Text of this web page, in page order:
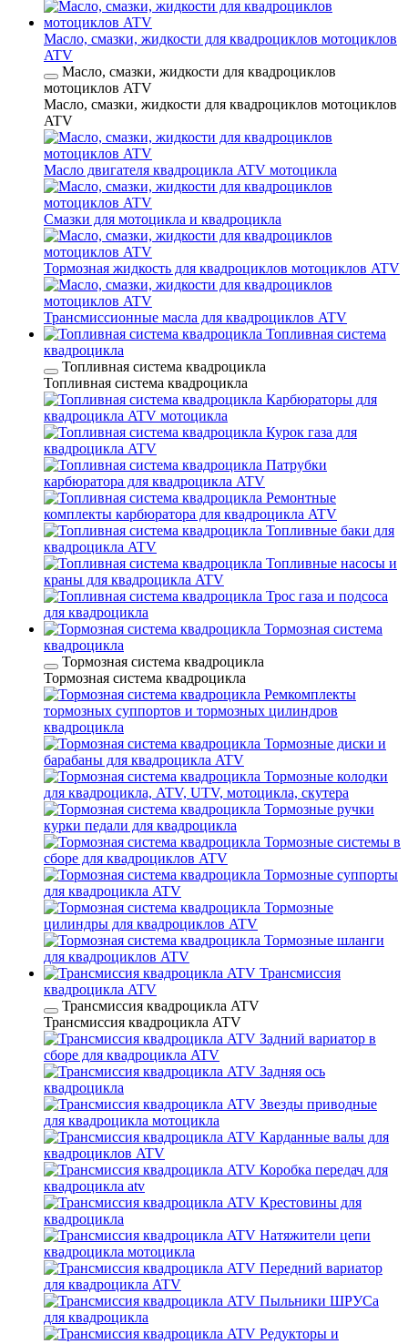
Масло, смазки, жидкости для квадроциклов мотоциклов
ATV
Масло, смазки, жидкости для квадроциклов
мотоциклов ATV
Масло, смазки, жидкости для квадроциклов мотоциклов
ATV
Масло двигателя квадроцикла ATV мотоцикла
Смазки для мотоцикла и квадроцикла
Тормозная жидкость для квадроциклов мотоциклов ATV
Трансмиссионные масла для квадроциклов ATV
Топливная система
квадроцикла
Топливная система квадроцикла
Топливная система квадроцикла
Карбюраторы для
квадроцикла ATV мотоцикла
Курок газа для
квадроцикла ATV
Патрубки
карбюратора для квадроцикла ATV
Ремонтные
комплекты карбюратора для квадроцикла ATV
Топливные баки для
квадроцикла ATV
Топливные насосы и
краны для квадроцикла ATV
Трос газа и подсоса
для квадроцикла
Тормозная система
квадроцикла
Тормозная система квадроцикла
Тормозная система квадроцикла
Ремкомплекты
тормозных суппортов и тормозных цилиндров
квадроцикла
Тормозные диски и
барабаны для квадроцикла ATV
Тормозные колодки
для квадроцикла, ATV, UTV, мотоцикла, скутера
Тормозные ручки
курки педали для квадроцикла
Тормозные системы в
сборе для квадроциклов ATV
Тормозные суппорты
для квадроцикла ATV
Тормозные
цилиндры для квадроциклов ATV
Тормозные шланги
для квадроциклов ATV
Трансмиссия
квадроцикла ATV
Трансмиссия квадроцикла ATV
Трансмиссия квадроцикла ATV
Задний вариатор в
сборе для квадроцикла ATV
Задняя ось
квадроцикла
Звезды приводные
для квадроцикла мотоцикла
Карданные валы для
квадроциклов ATV
Коробка передач для
квадроцикла atv
Крестовины для
квадроцикла
Натяжители цепи
квадроцикла мотоцикла
Передний вариатор
для квадроцикла ATV
Пыльники ШРУСа
для квадроцикла
Редукторы и